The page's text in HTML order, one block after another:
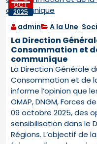
OCT
2025
admin A la Une
La Direction
Consommation et
communique
La Direction Générale
Consommation et de
informe l’opinion que
OMAP, DNGM, Forces
09 octobre 2025, des
sensibilisation dans le
Régions. L’objectif de